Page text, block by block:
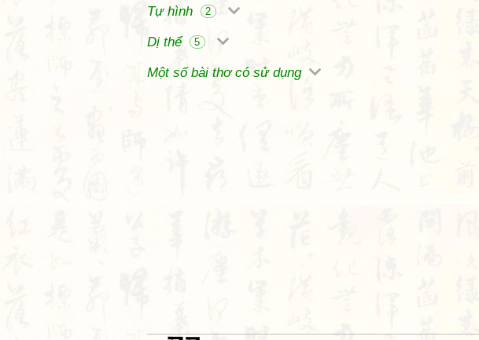
Tự hình
2
Dị thể 5
Một số bài thơ có sử dụng